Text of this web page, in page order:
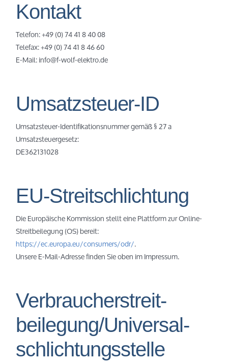
Kontakt
Telefon: +49 (0) 74 41 8 40 08
Telefax: +49 (0) 74 41 8 46 60
E-Mail: info@f-wolf-elektro.de
Umsatzsteuer-ID
Umsatzsteuer-Identifikationsnummer gemäß § 27 a
Umsatzsteuergesetz:
DE362131028
EU-Streitschlichtung
Die Europäische Kommission stellt eine Plattform zur Online-
Streitbeilegung (OS) bereit:
https://ec.europa.eu/consumers/odr/.
Unsere E-Mail-Adresse finden Sie oben im Impressum.
Verbraucher­streit­
beilegung/Universal­
schlichtungs­stelle